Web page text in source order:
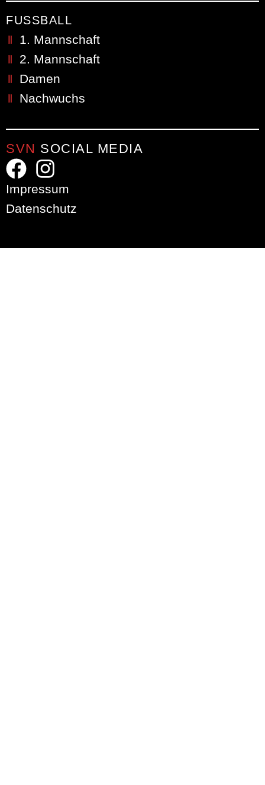
FUSSBALL
1. Mannschaft
2. Mannschaft
Damen
Nachwuchs
SVN SOCIAL MEDIA
Impressum
Datenschutz